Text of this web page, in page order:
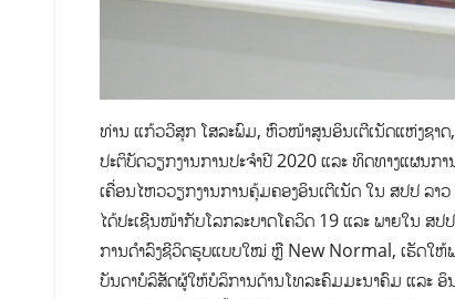
ທ່ານ ແກ້ວວີສຸກ ໂສລະພົມ, ຫົວໜ້າສູນອິນເຕີເນັດແຫ່ງຊາດ
ປະຕິບັດວຽກງານການປະຈໍາປີ 2020 ແລະ ທິດທາງແຜນກ
ເຄື່ອນໄຫວວຽກງານການຄຸ້ມຄອງອິນເຕີເນັດ ໃນ ສປປ ລາ
ໄດ້ປະເຊີນໜ້າກັບໂລກລະບາດໂຄວິດ 19 ແລະ ພາຍໃນ ສ
ການດຳລົງຊີວິດຮູບແບບໃໝ່ ຫຼື New Normal, ເຮັດໃຫ້
ບັນດາບໍລິສັດຜູ້ໃຫ້ບໍລິການດ້ານໂທລະຄົມມະນາຄົມ ແລະ ອິ